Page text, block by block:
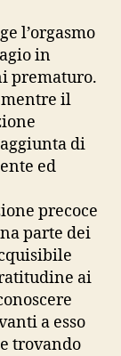
l’orgasmo
in
prematuro.
mentre il
di
ed
precoce
parte dei
ai
a esso
trovando